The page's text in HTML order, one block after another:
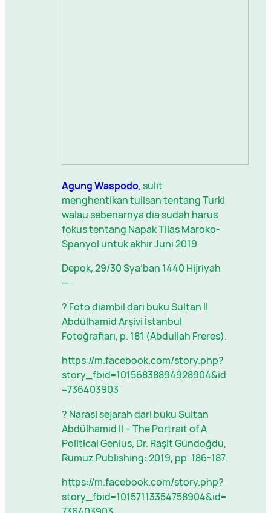
Agung Waspodo, sulit
menghentikan tulisan tentang Turki
walau sebenarnya dia sudah harus
fokus tentang Napak Tilas Maroko-
Spanyol untuk akhir Juni 2019
Depok, 29/30 Sya’ban 1440 Hijriyah
—
? Foto diambil dari buku Sultan II
Abdülhamid Arşivi İstanbul
Fotoğrafları, p. 181 (Abdullah Freres).
https://m.facebook.com/story.php?
story_fbid=10156838894928904&id
=736403903
? Narasi sejarah dari buku Sultan
Abdülhamid II – The Portrait of A
Political Genius, Dr. Raşit Gündoğdu,
Rumuz Publishing: 2019, pp. 186-187.
https://m.facebook.com/story.php?
story_fbid=10157113354758904&id=